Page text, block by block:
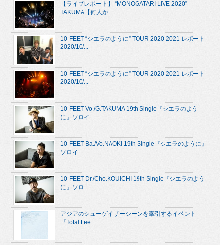
【ライブレポート】 “MONOGATARI LIVE 2020”
TAKUMA【何人か...
10-FEET “シエラのように” TOUR 2020-2021 レポート
2020/10/...
10-FEET “シエラのように” TOUR 2020-2021 レポート
2020/10/...
10-FEET Vo./G.TAKUMA 19th Single『シエラのよう
に』ソロイ...
10-FEET Ba./Vo.NAOKI 19th Single『シエラのように』
ソロイ...
10-FEET Dr./Cho.KOUICHI 19th Single『シエラのよう
に』ソロ...
アジアのシューゲイザーシーンを牽引するイベント
『Total Fee...